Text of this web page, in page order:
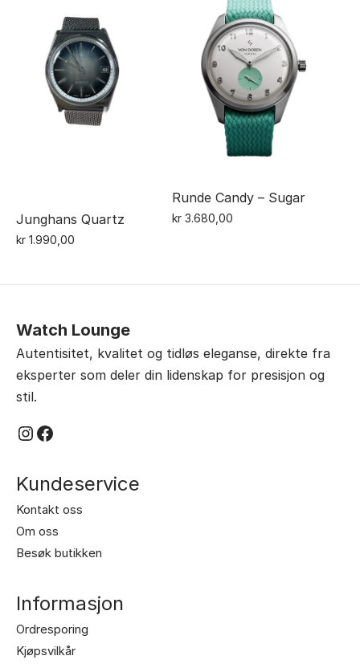
Junghans Quartz
kr 1.990,00
Runde Candy – Sugar
kr 3.680,00
Watch Lounge
Autentisitet, kvalitet og tidløs eleganse, direkte fra
eksperter som deler din lidenskap for presisjon og
stil.
Instagram
Facebook
Kundeservice
Kontakt oss
Om oss
Besøk butikken
Informasjon
Ordresporing
Kjøpsvilkår